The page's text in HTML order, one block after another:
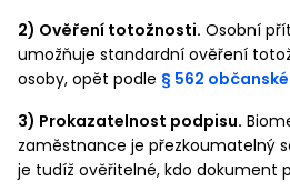
2) Ověření totožnosti. Osobní
umožňuje standardní ověření
osoby, opět podle § 562
3) Prokazatelnost podpisu.
zaměstnance je přezkoumatelný
je tudíž ověřitelné, kdo dokument